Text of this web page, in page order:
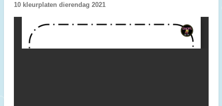
10 kleurplaten dierendag 2021